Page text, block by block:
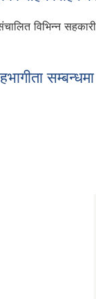
विभिन्न